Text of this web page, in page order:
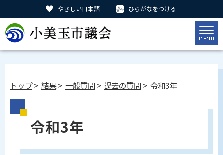
やさしい日本語 ひらがなをつける
トップ> 結果> 一般質問> 過去の質問> 令和3年
令和3年